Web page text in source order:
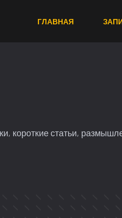
ГЛАВНАЯ
короткие статьи,